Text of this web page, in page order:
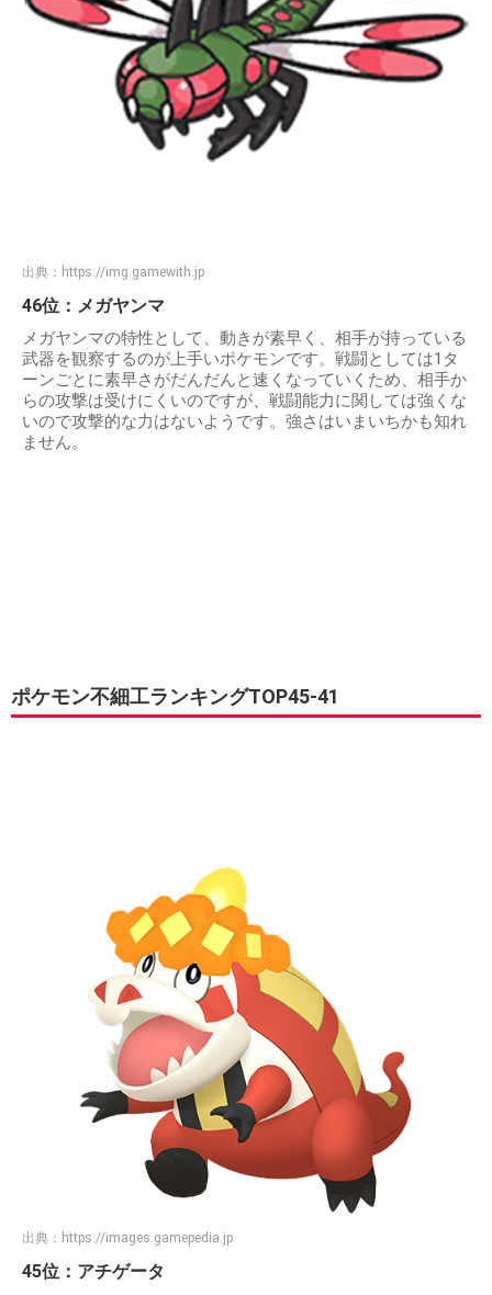
出典： https://img.gamewith.jp
46位：メガヤンマ
メガヤンマの特性として、動きが素早く、相手が持っている
武器を観察するのが上手いポケモンです。戦闘としては1タ
ーンごとに素早さがだんだんと速くなっていくため、相手か
らの攻撃は受けにくいのですが、戦闘能力に関しては強くな
いので攻撃的な力はないようです。強さはいまいちかも知れ
ません。
ポケモン不細工ランキングTOP45-41
出典： https://images.gamepedia.jp
45位：アチゲータ